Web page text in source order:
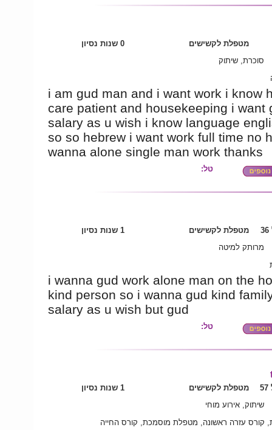
מטפלת לקשישים
0 שנות נסיון
סוכרת, שיתוק
i am gud man and i want work i know
care patient and housekeeping i want
salary as u wish i know language
so so hebrew i want work full time no
wanna alone single man work thanks
טל:
מטפלת לקשישים
1 שנות נסיון
מרותק למיטה
i wanna gud work alone man on the
kind person so i wanna gud kind
salary as u wish but gud
טל:
מטפלת לקשישים
1 שנות נסיון
שיתוק, אירוע מוחי
קורס עזרה ראשונה, מטפלת מוסמכת, קורס החייה